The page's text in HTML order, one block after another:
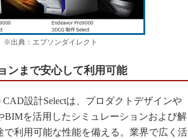
制御セキュリティ
新型コロナへの対応
出典：エプソンダイレクト
ンまで安心して利用可能
設計Selectは、プロダクトデザインや
を活用したシミュレーションおよび解
利用可能な性能を備える。業界で広く活